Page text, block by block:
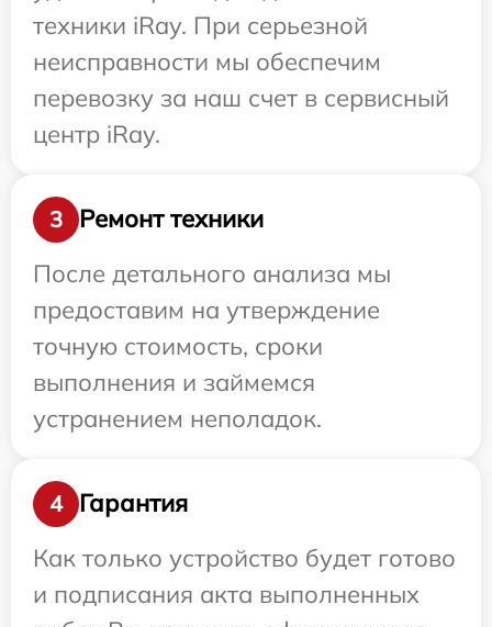
техники iRay. При серьезной
неисправности мы обеспечим
перевозку за наш счет в сервисный
центр iRay.
3
Ремонт техники
После детального анализа мы
предоставим на утверждение
точную стоимость, сроки
выполнения и займемся
устранением неполадок.
4
Гарантия
Как только устройство будет готово
и подписания акта выполненных